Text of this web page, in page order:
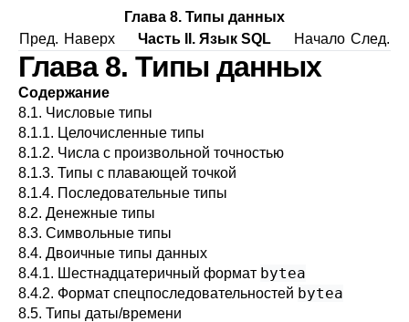
Глава 8. Типы данных
Пред. Наверх Часть II. Язык SQL Начало След.
Глава 8. Типы данных
Содержание
8.1. Числовые типы
8.1.1. Целочисленные типы
8.1.2. Числа с произвольной точностью
8.1.3. Типы с плавающей точкой
8.1.4. Последовательные типы
8.2. Денежные типы
8.3. Символьные типы
8.4. Двоичные типы данных
8.4.1. Шестнадцатеричный формат bytea
8.4.2. Формат спецпоследовательностей bytea
8.5. Типы даты/времени